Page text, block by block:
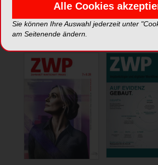
ePaper
Alle Cookies
Sie können Ihre Auswahl jederzeit unter
am Seitenende ändern.